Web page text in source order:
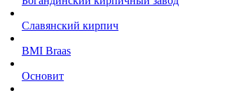
Славянский кирпич
BMI Braas
Основит